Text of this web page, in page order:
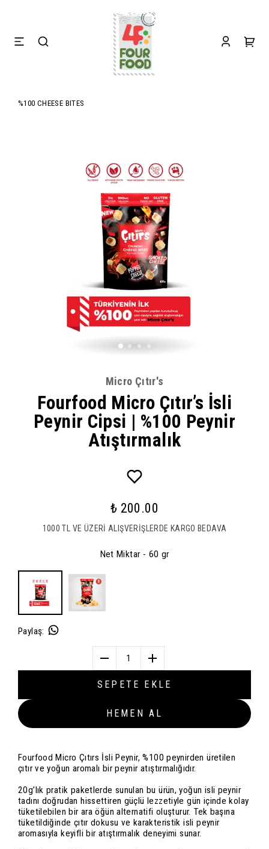
%100 CHEESE BITES
Micro Çıtır's
Fourfood Micro Çıtır’s İsli
Peynir Cipsi | %100 Peynir
Atıştırmalık
₺ 200.00
1000 TL VE ÜZERİ ALIŞVERİŞLERDE KARGO BEDAVA
Net Miktar- 60 gr
Paylaş:
1
SEPETE EKLE
HEMEN AL
Fourfood Micro Çıtırs İsli Peynir, %100 peynirden üretilen
çıtır ve yoğun aromalı bir peynir atıştırmalığıdır.
20g’lık pratik paketlerde sunulan bu ürün, yoğun isli peynir
tadını doğrudan hissettiren güçlü lezzetiyle gün içinde kolay
tüketilebilen bir ara öğün alternatifi oluşturur. Tek başına
tüketildiğinde çıtır dokusu ve karakteristik isli peynir
aromasıyla keyifli bir atıştırmalık deneyimi sunar.